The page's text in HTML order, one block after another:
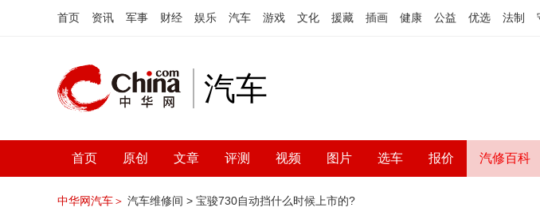
首页 资讯 军事 财经 娱乐 汽车 游戏 文化 援藏 插画 健康 公益 优选 法制
汽车
首页 原创 文章 评测 视频 图片 选车 报价 汽修百科
中华网汽车＞ 汽车维修间 > 宝骏730自动挡什么时候上市的?